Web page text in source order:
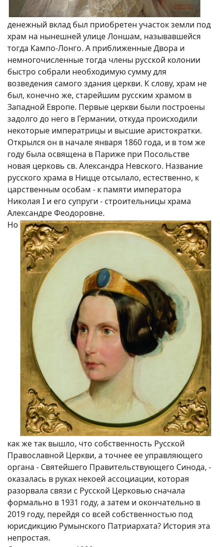
денежный вклад был приобретен участок земли под
храм на нынешней улице Лоншам, называвшейся
тогда Кампо-Лонго. А приближенные Двора и
немногочисленные тогда члены русской колонии
быстро собрали необходимую сумму для
возведения самого здания церкви. К слову, храм не
был, конечно же, старейшим русским храмом в
Западной Европе. Первые церкви были построены
задолго до него в Германии, откуда происходили
некоторые императрицы и высшие аристократки.
Открылся он в начале января 1860 года, и в том же
году была освящена в Париже при Посольстве
новая церковь св. Александра Невского. Название
русского храма в Ницце отсылало, естественно, к
царственным особам - к памяти императора
Николая I и его супруги - строительницы храма
Александре Феодоровне.
Но
как же так вышло, что собственность Русской
Православной Церкви, а точнее ее управляющего
органа - Святейшего Правительствующего Синода, -
оказалась в руках некоей ассоциации, которая
разорвала связи с Русской Церковью сначала
формально в 1931 году, а затем и окончательно в
2019 году, перейдя со всей собственностью под
юрисдикцию Румынского Патриархата? История эта
непростая.